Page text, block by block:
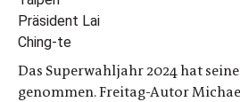
Das Superwahljahr 2024 hat
genommen. Freitag-Autor